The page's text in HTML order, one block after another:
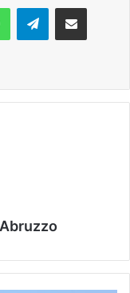
Telegram